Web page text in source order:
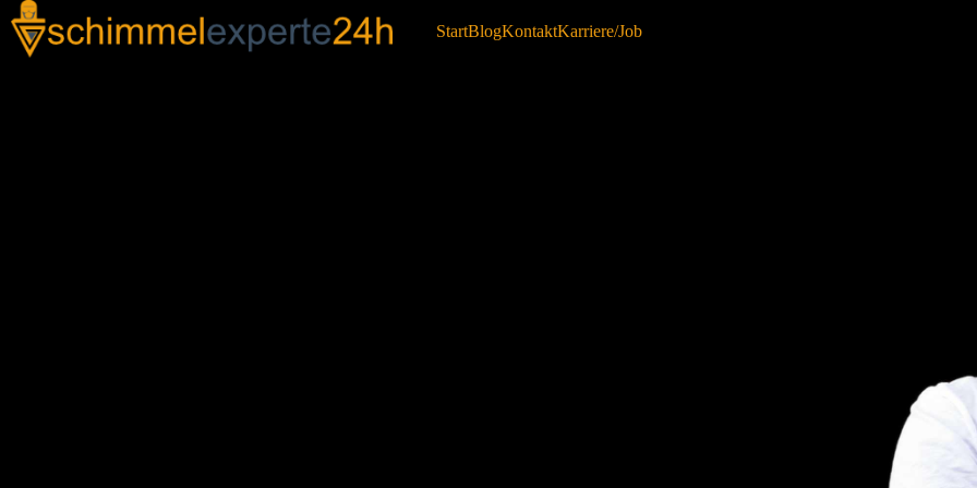
StartBlogKontaktKarriere/Job